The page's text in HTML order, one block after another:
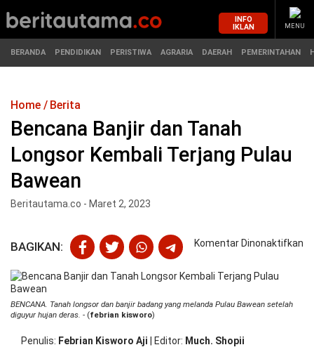
MASUK
BERANDA
PERISTIWA
PEMERINTAHAN
PENDIDIKAN
HUKUM
PENDIDIKAN
INFO
IKLAN
MENU
BERANDA PENDIDIKAN PERISTIWA AGRARIA DAERAH PEMERINTAHAN
Home Berita
Bencana Banjir dan Tanah
Longsor Kembali Terjang Pulau
Bawean
Beritautama.co - Maret 2, 2023
BAGIKAN: Komentar Dinonaktifkan
BENCANA. Tanah longsor dan banjir badang yang melanda Pulau Bawean setelah
diguyur hujan deras. - (febrian kisworo)
Penulis Febrian Kisworo Aji Editor Much. Shopii